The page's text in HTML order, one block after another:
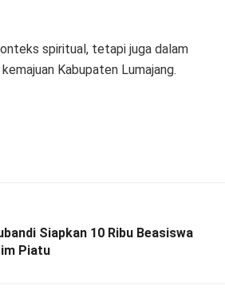
spiritual, tetapi juga dalam
Kabupaten Lumajang.
Siapkan 10 Ribu Beasiswa
Piatu